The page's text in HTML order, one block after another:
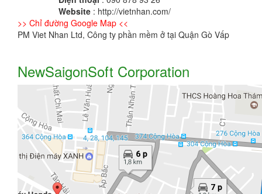
Website : http://vietnhan.com/
>> Chỉ đường Google Map <<
PM Viet Nhan Ltd, Công ty phần mềm ở tại Quận Gò Vấp
NewSaigonSoft Corporation